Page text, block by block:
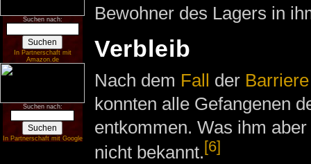
Suchen nach:
In Partnerschaft mit
Amazon.de
Suchen nach:
In Partnerschaft mit Google
Bewohner des Lagers in
Verbleib
Nach dem Fall der Barriere
konnten alle Gefangenen
entkommen. Was ihm
nicht bekannt. [6]